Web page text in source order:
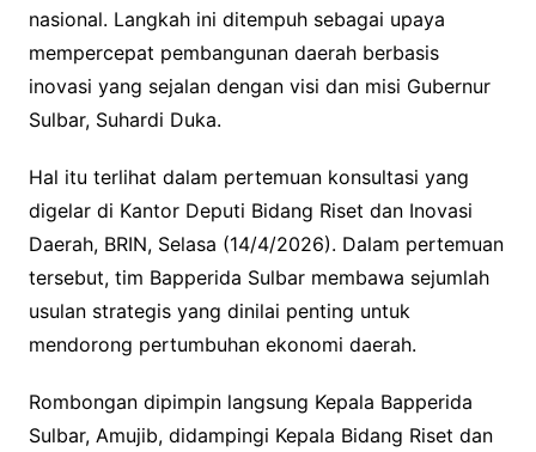
nasional. Langkah ini ditempuh sebagai upaya
mempercepat pembangunan daerah berbasis
inovasi yang sejalan dengan visi dan misi Gubernur
Sulbar, Suhardi Duka.
Hal itu terlihat dalam pertemuan konsultasi yang
digelar di Kantor Deputi Bidang Riset dan Inovasi
Daerah, BRIN, Selasa (14/4/2026). Dalam pertemuan
tersebut, tim Bapperida Sulbar membawa sejumlah
usulan strategis yang dinilai penting untuk
mendorong pertumbuhan ekonomi daerah.
Rombongan dipimpin langsung Kepala Bapperida
Sulbar, Amujib, didampingi Kepala Bidang Riset dan